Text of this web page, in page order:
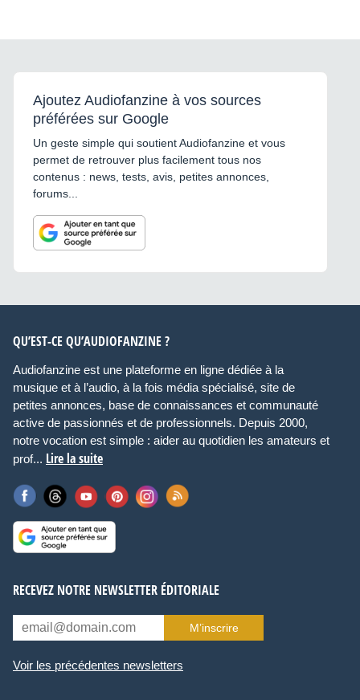
Ajoutez Audiofanzine à vos sources
préférées sur Google
Un geste simple qui soutient Audiofanzine et vous
permet de retrouver plus facilement tous nos
contenus : news, tests, avis, petites annonces,
forums...
QU’EST-CE QU’AUDIOFANZINE ?
Audiofanzine est une plateforme en ligne dédiée à la
musique et à l’audio, à la fois média spécialisé, site de
petites annonces, base de connaissances et communauté
active de passionnés et de professionnels. Depuis 2000,
notre vocation est simple : aider au quotidien les amateurs et
prof... Lire la suite
RECEVEZ NOTRE NEWSLETTER ÉDITORIALE
M’inscrire
Voir les précédentes newsletters